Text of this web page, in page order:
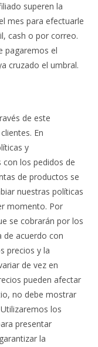
superen la
mes para efectuarle
cash o por correo.
pagaremos el
cruzado el umbral.
de este
En
y
los pedidos de
de productos se
nuestras políticas
momento. Por
se cobrarán por los
de acuerdo con
precios y la
de vez en
pueden afectar
no debe mostrar
los
presentar
la